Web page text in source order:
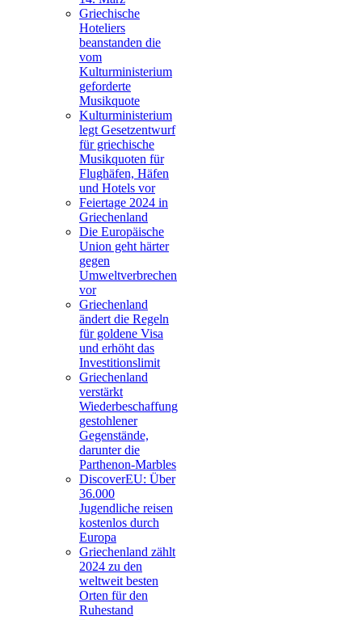
Griechische
Hoteliers
beanstanden die
vom
Kulturministerium
geforderte
Musikquote
Kulturministerium
legt Gesetzentwurf
für griechische
Musikquoten für
Flughäfen, Häfen
und Hotels vor
Feiertage 2024 in
Griechenland
Die Europäische
Union geht härter
gegen
Umweltverbrechen
vor
Griechenland
ändert die Regeln
für goldene Visa
und erhöht das
Investitionslimit
Griechenland
verstärkt
Wiederbeschaffung
gestohlener
Gegenstände,
darunter die
Parthenon-Marbles
DiscoverEU: Über
36.000
Jugendliche reisen
kostenlos durch
Europa
Griechenland zählt
2024 zu den
weltweit besten
Orten für den
Ruhestand